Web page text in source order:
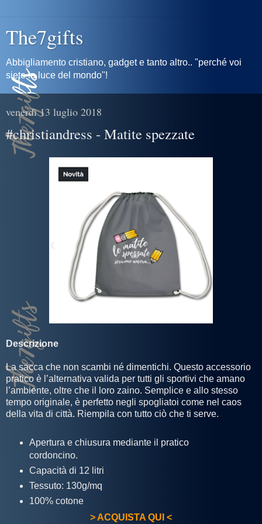
The7gifts
Abbigliamento cristiano, gadget e tanto altro.. "perché voi
siete la luce del mondo"!
venerdì 13 luglio 2018
#christiandress - Matite spezzate
Descrizione
La sacca che non scambi né dimentichi. Questo accessorio
pratico è l’alternativa valida per tutti gli sportivi che amano
l’ambiente, oltre che il loro zaino. Semplice e allo stesso
tempo originale, è perfetto negli spogliatoi come nel caos
della vita di città. Riempila con tutto ciò che ti serve.
Apertura e chiusura mediante il pratico
cordoncino.
Capacità di 12 litri
Tessuto: 130g/mq
100% cotone
> ACQUISTA QUI <